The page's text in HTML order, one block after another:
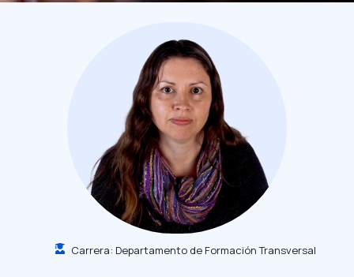
Carrera: Departamento de Formación Transversal